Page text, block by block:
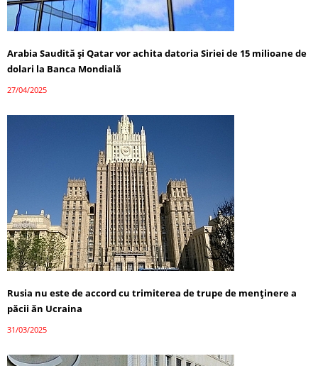
Arabia Saudită și Qatar vor achita datoria Siriei de 15 milioane de
dolari la Banca Mondială
27/04/2025
Rusia nu este de accord cu trimiterea de trupe de menținere a
păcii ăn Ucraina
31/03/2025